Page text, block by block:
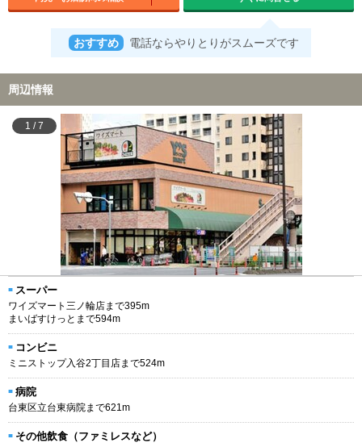
おすすめ 電話ならやりとりがスムーズです
周辺情報
1 /7
スーパー
ワイズマート三ノ輪店まで395m
まいばすけっとまで594m
コンビニ
ミニストップ入谷2丁目店まで524m
病院
台東区立台東病院まで621m
その他飲食（ファミレスなど）